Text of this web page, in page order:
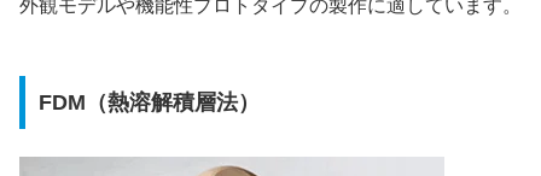
外観モデルや機能性プロトタイプの製作に適しています。
FDM（熱溶解積層法）